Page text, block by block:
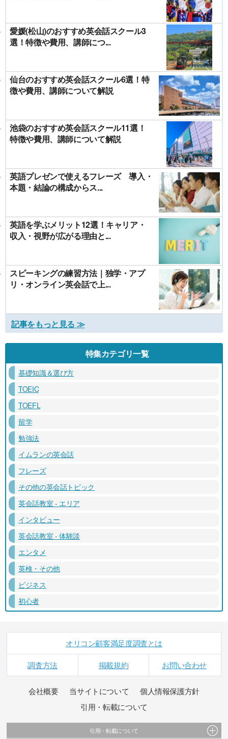
愛媛(松山)のおすすめ英会話スクール3
選！特徴や費用、講師につ...
仙台のおすすめ英会話スクール6選！特
徴や費用、講師について解説
池袋のおすすめ英会話スクール11選！
特徴や費用、講師について解説
英語プレゼンで使えるフレーズ 導入・
本題・結論の構成からス...
英語を学ぶメリット12選！キャリア・
収入・視野が広がる理由と...
スピーキングの練習方法｜独学・アプ
リ・オンライン英会話で上...
記事をもっと見る ≫
特集カテゴリ一覧
基礎知識＆選び方
TOEIC
TOEFL
留学
勉強法
イムランの英会話
フレーズ
その他の英会話トピック
英会話教室 - エリア
インタビュー
英会話教室 - 体験談
エンタメ
英検・その他
ビジネス
初心者
オリコン顧客満足度調査とは
調査方法 掲載規約 お問い合わせ
会社概要 当サイトについて
個人情報保護方針
引用・転載について
引用・転載について